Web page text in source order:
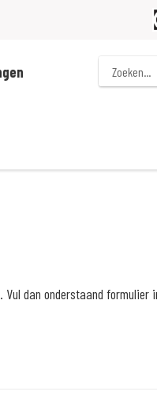
Zoeken
Vul dan onderstaand formulier